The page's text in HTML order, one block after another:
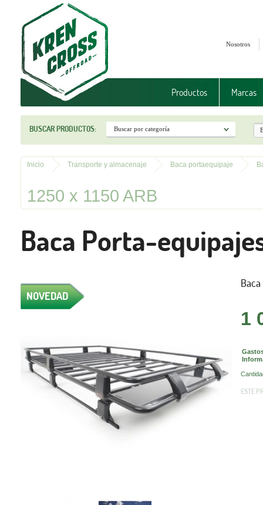
Nosotros
Productos Marcas
BUSCAR PRODUCTOS:
Inicio Transporte y almacenaje Baca portaequipaje
1250 x 1150 ARB
Baca Porta-
NOVEDAD
1
ESTE